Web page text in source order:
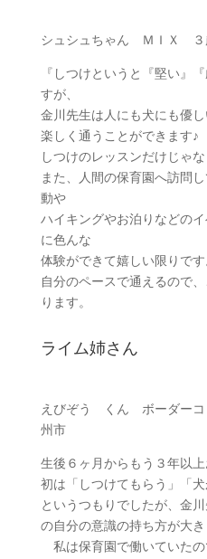
シュシュちゃん ＭＩＸ
『しつけというと『堅い』
すが、
金川先生は人にも犬にも優し
楽しく通うことができます♪
しつけのレッスンだけじゃ
また、人間の保育園へ訪問
動や
ハイキングやお泊りなどの
に色んな
体験ができて嬉しい限りです
自分のペースで通えるので
ります。
ライム姉さん
えびぞう くん ボーダー
州市
生後６ヶ月からもう３年以
初は「しつけてもらう」「
というつもりでしたが、金
の自分の意識の持ち方が大き
私は保育園で働いていた